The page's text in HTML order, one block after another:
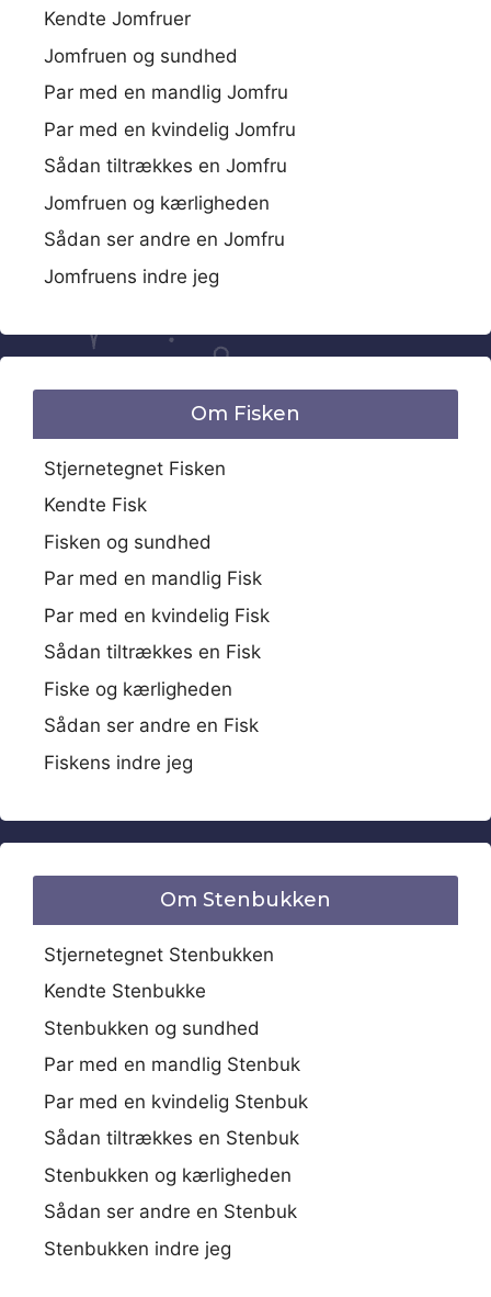
Kendte Jomfruer
Jomfruen og sundhed
Par med en mandlig Jomfru
Par med en kvindelig Jomfru
Sådan tiltrækkes en Jomfru
Jomfruen og kærligheden
Sådan ser andre en Jomfru
Jomfruens indre jeg
Om Fisken
Stjernetegnet Fisken
Kendte Fisk
Fisken og sundhed
Par med en mandlig Fisk
Par med en kvindelig Fisk
Sådan tiltrækkes en Fisk
Fiske og kærligheden
Sådan ser andre en Fisk
Fiskens indre jeg
Om Stenbukken
Stjernetegnet Stenbukken
Kendte Stenbukke
Stenbukken og sundhed
Par med en mandlig Stenbuk
Par med en kvindelig Stenbuk
Sådan tiltrækkes en Stenbuk
Stenbukken og kærligheden
Sådan ser andre en Stenbuk
Stenbukken indre jeg